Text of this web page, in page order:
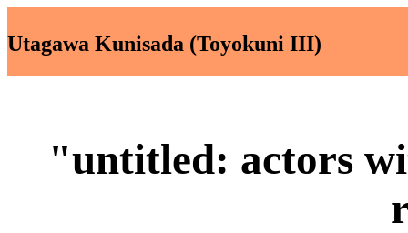
Utagawa Kunisada (Toyokuni III)
"untitled: actors